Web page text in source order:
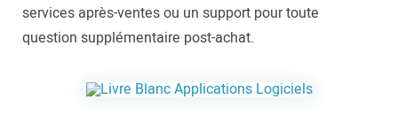
services après-ventes ou un support pour toute
question supplémentaire post-achat.